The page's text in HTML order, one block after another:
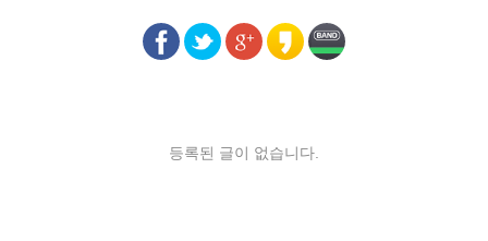
등록된 글이 없습니다.